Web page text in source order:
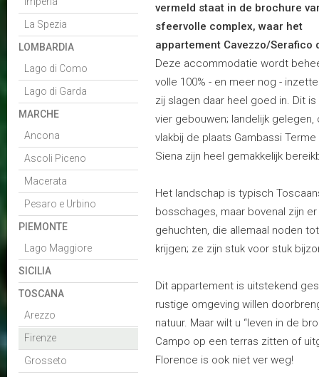
La Spezia
LOMBARDIA
Lago di Como
Lago di Garda
MARCHE
Ancona
Ascoli Piceno
Macerata
Pesaro e Urbino
PIEMONTE
Lago Maggiore
SICILIA
TOSCANA
Arezzo
Firenze
Grosseto
vermeld staat in de brochure
sfeervolle complex, waar het
appartement Cavezzo/Serafico
Deze accommodatie wordt
volle 100% - en meer nog -
zij slagen daar heel goed in. Dit
vier gebouwen; landelijk
vlakbij de plaats Gambassi
Siena zijn heel gemakkelijk
Het landschap is typisch
bosschages, maar bovenal zijn
gehuchten, die allemaal noden
krijgen; ze zijn stuk voor stuk
Dit appartement is uitstekend
rustige omgeving willen
natuur. Maar wilt u “leven in de
Campo op een terras zitten of
Florence is ook niet ver weg!